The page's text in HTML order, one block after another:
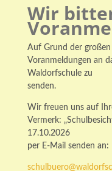
Wir
Auf Grund der
Voranmeldungen an
Waldorfschule zu
senden.
Wir freuen uns auf
Vermerk:
17.10.2026
per E-Mail senden an: